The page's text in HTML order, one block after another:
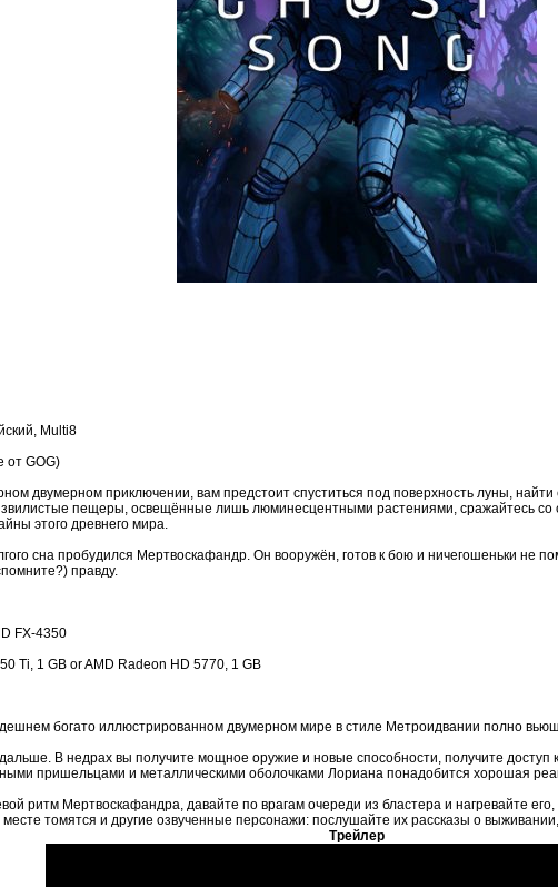
Multi8
от GOG)
двумерном приключении, вам предстоит спуститься под поверхность луны,
пещеры, освещённые лишь люминесцентными растениями, сражайтесь
этого древнего мира.
сна пробудился Мертвоскафандр. Он вооружён, готов к бою и ничегошеньки не
правду.
FX-4350
Ti, 1 GB or AMD Radeon HD 5770, 1 GB
богато иллюстрированном двумерном мире в стиле Метроидвании полно
В недрах вы получите мощное оружие и новые способности, получите
пришельцами и металлическими оболочками Лориана понадобится хорошая
ритм Мертвоскафандра, давайте по врагам очереди из бластера и нагревайте
томятся и другие озвученные персонажи: послушайте их рассказы о
Трейлер